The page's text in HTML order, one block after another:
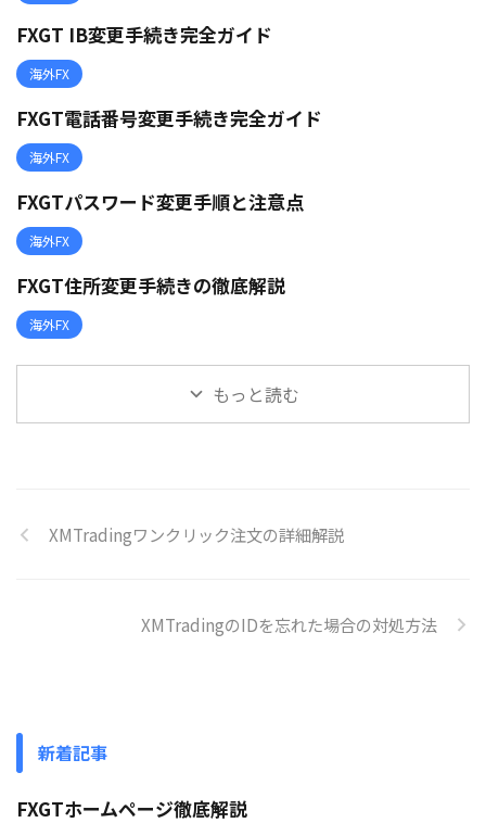
FXGT IB変更手続き完全ガイド
海外FX
FXGT電話番号変更手続き完全ガイド
海外FX
FXGTパスワード変更手順と注意点
海外FX
FXGT住所変更手続きの徹底解説
海外FX
もっと読む
XMTradingワンクリック注文の詳細解説
XMTradingのIDを忘れた場合の対処方法
新着記事
FXGTホームページ徹底解説